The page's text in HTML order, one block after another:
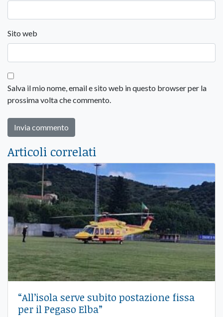
Sito web
Salva il mio nome, email e sito web in questo browser per la
prossima volta che commento.
Articoli correlati
“All’isola serve subito postazione fissa
per il Pegaso Elba”